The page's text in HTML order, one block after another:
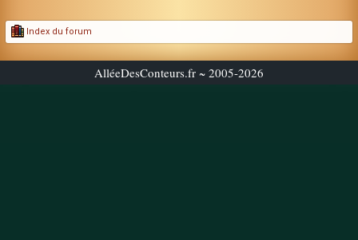
Index du forum
AlléeDesConteurs.fr ~ 2005-2026